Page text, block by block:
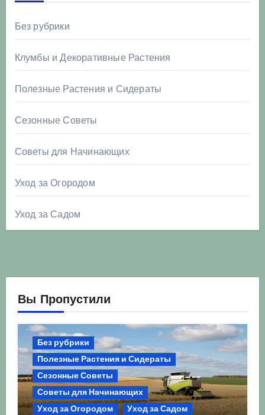
Без рубрики
Клумбы и Декоративные Растения
Полезные Растения и Сидераты
Сезонные Советы
Советы для Начинающих
Уход за Огородом
Уход за Садом
Вы Пропустили
Без рубрики
Полезные Растения и Сидераты
Сезонные Советы
Советы для Начинающих
Уход за Огородом
Уход за Садом